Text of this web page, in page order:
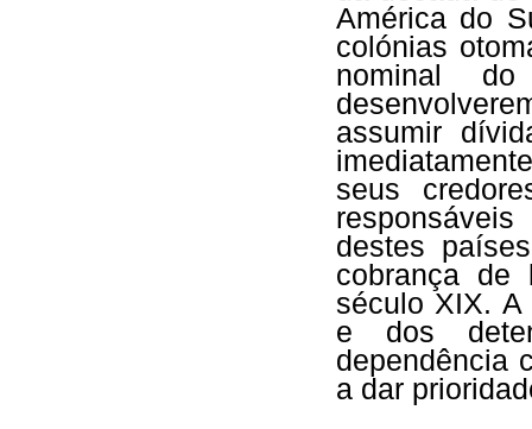
América do
colónias
nominal
assumir
seus
destes
cobrança de
século XIX. A
e dos
dependência
a dar